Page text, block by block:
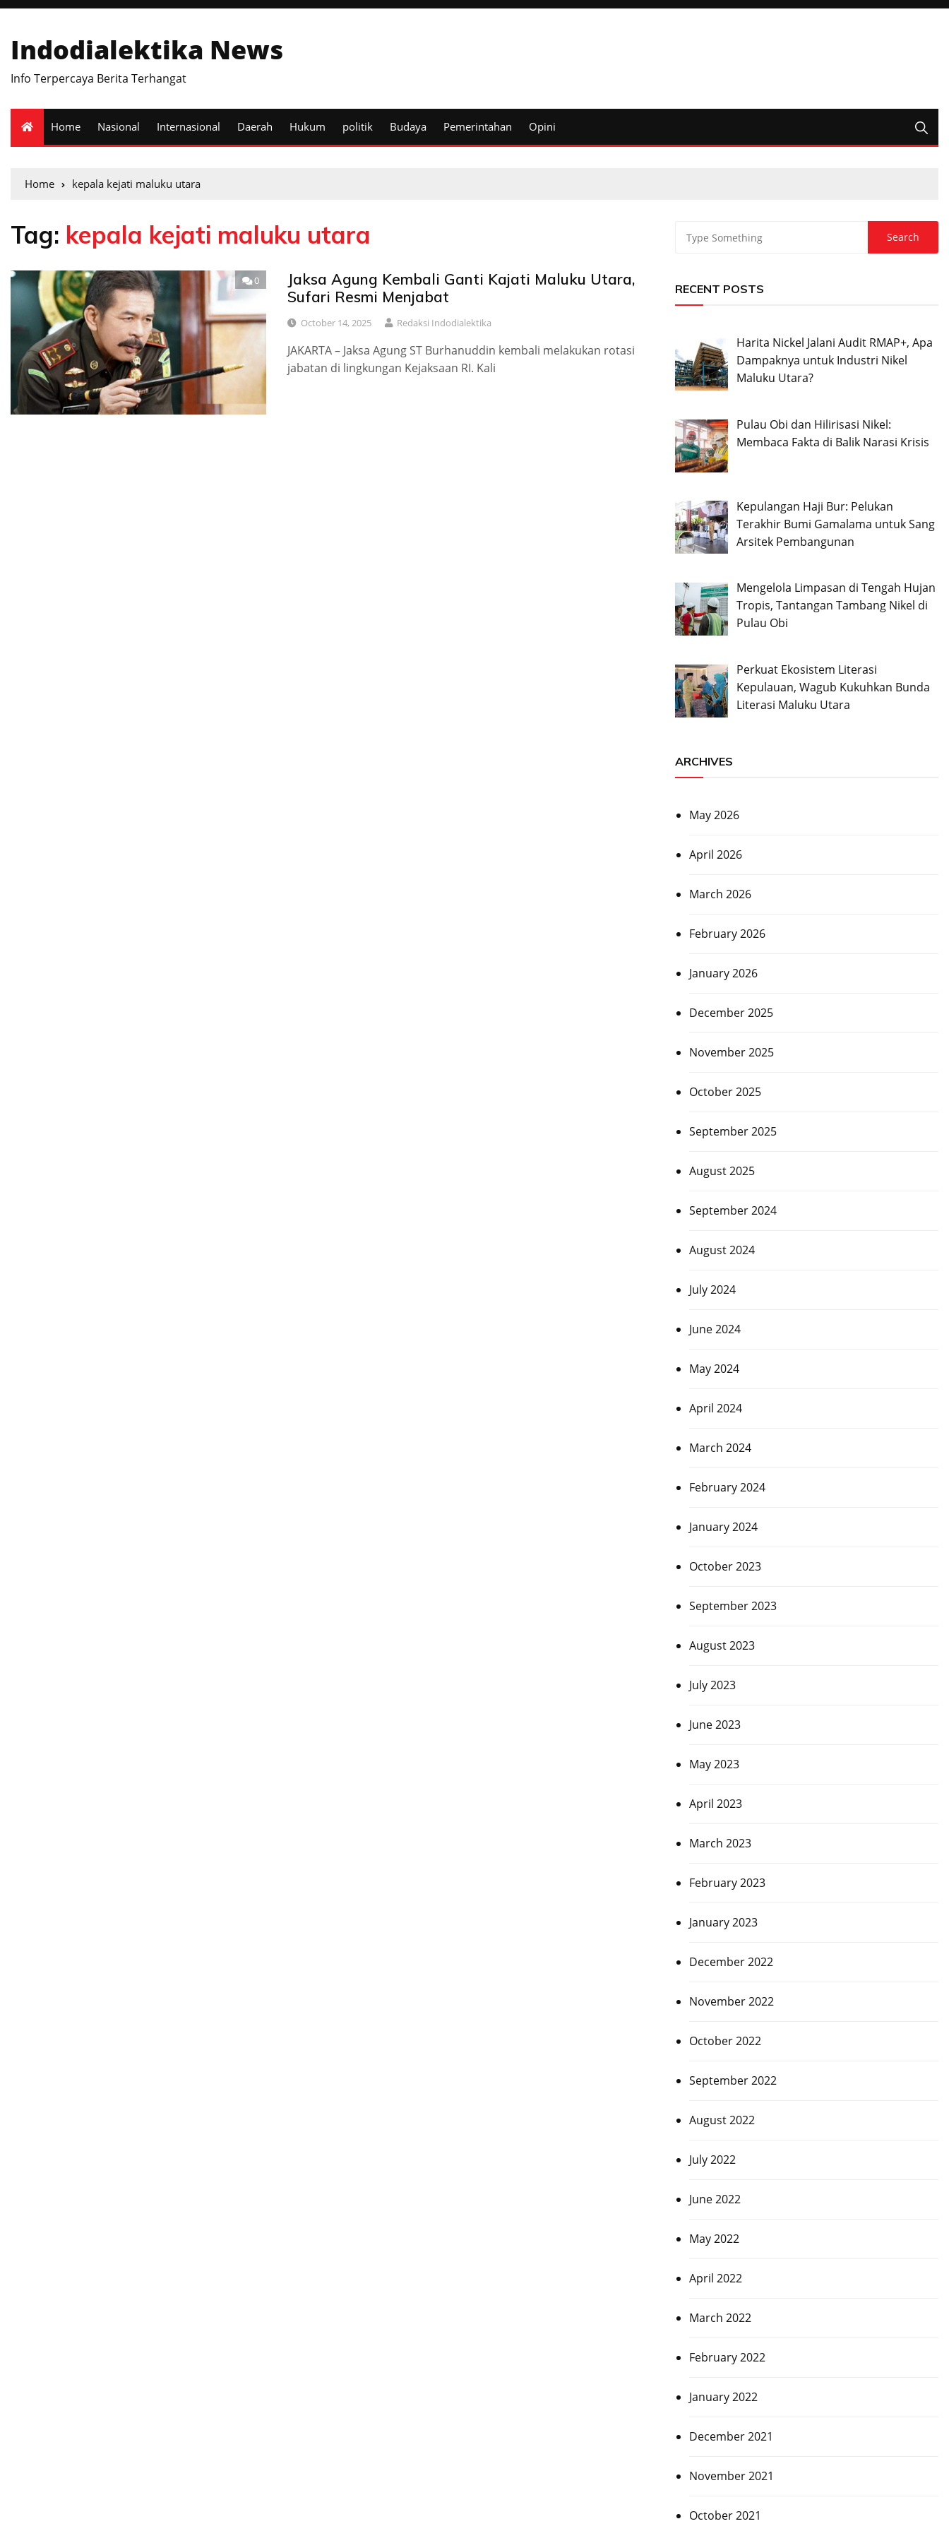
Indodialektika News
Info Terpercaya Berita Terhangat
Home Nasional Internasional Daerah Hukum politik Budaya Pemerintahan Opini
Home kepala kejati maluku utara
Tag: kepala kejati maluku utara
0
Jaksa Agung Kembali Ganti Kajati Maluku Utara,
Sufari Resmi Menjabat
October 14, 2025 Redaksi Indodialektika
JAKARTA – Jaksa Agung ST Burhanuddin kembali melakukan rotasi
jabatan di lingkungan Kejaksaan RI. Kali
RECENT POSTS
Harita Nickel Jalani Audit RMAP+, Apa
Dampaknya untuk Industri Nikel
Maluku Utara?
Pulau Obi dan Hilirisasi Nikel:
Membaca Fakta di Balik Narasi Krisis
Kepulangan Haji Bur: Pelukan
Terakhir Bumi Gamalama untuk Sang
Arsitek Pembangunan
Mengelola Limpasan di Tengah Hujan
Tropis, Tantangan Tambang Nikel di
Pulau Obi
Perkuat Ekosistem Literasi
Kepulauan, Wagub Kukuhkan Bunda
Literasi Maluku Utara
ARCHIVES
May 2026
April 2026
March 2026
February 2026
January 2026
December 2025
November 2025
October 2025
September 2025
August 2025
September 2024
August 2024
July 2024
June 2024
May 2024
April 2024
March 2024
February 2024
January 2024
October 2023
September 2023
August 2023
July 2023
June 2023
May 2023
April 2023
March 2023
February 2023
January 2023
December 2022
November 2022
October 2022
September 2022
August 2022
July 2022
June 2022
May 2022
April 2022
March 2022
February 2022
January 2022
December 2021
November 2021
October 2021